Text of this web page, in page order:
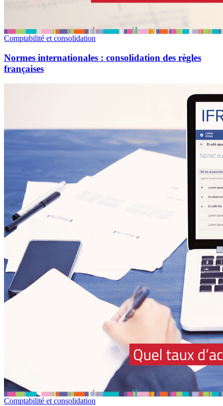
Comptabilité et consolidation
Normes internationales : consolidation des règles
françaises
Comptabilité et consolidation